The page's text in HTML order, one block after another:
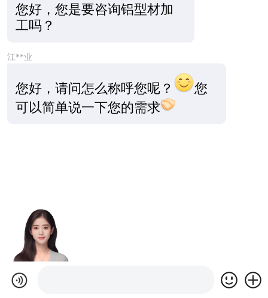
您好，您是要咨询铝型材加
工吗？
江**业
您好，请问怎么称呼您呢？
您
可以简单说一下您的需求